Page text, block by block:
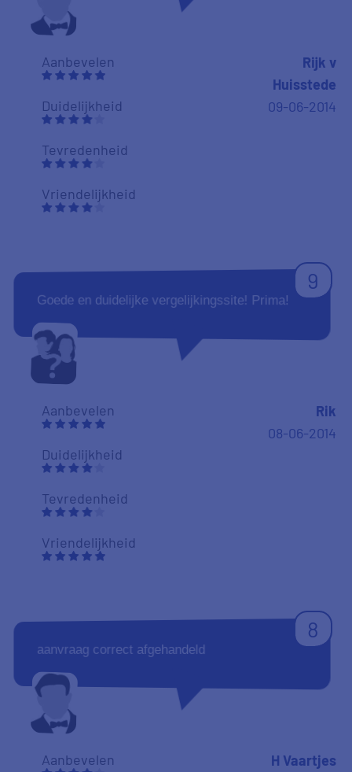
Aanbevelen
Duidelijkheid
Tevredenheid
Vriendelijkheid
Rijk v
Huisstede
09-06-2014
9
Goede en duidelijke vergelijkingssite! Prima!
Aanbevelen
Duidelijkheid
Tevredenheid
Vriendelijkheid
Rik
08-06-2014
8
aanvraag correct afgehandeld
Aanbevelen
H Vaartjes